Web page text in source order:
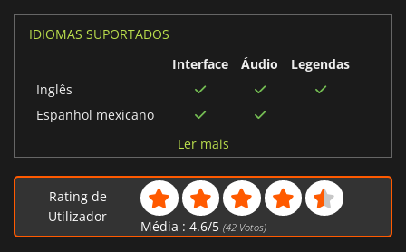
IDIOMAS SUPORTADOS
Interface
Áudio
Legendas
Inglês
Espanhol mexicano
Polonês
Coreano
Russo
Ler mais
Rating de
Utilizador
Média : 4.6/5 (42Votos)